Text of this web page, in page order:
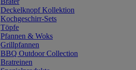
Deckelknopf Kollektion
Kochgeschirr-Sets
Töpfe
Pfannen & Woks
Grillpfannen
BBQ Outdoor Collection
Bratreinen